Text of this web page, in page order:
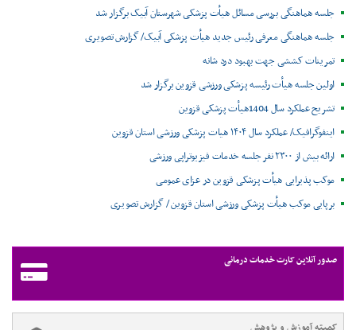
جلسه هماهنگی بررسی مسائل هیأت پزشکی شهرستان آبیک برگزار شد
جلسه هماهنگی معرفی رئیس جدید هیأت پزشکی آبیک/ گزارش تصویری
تمرینات کششی جهت بهبود درد شانه
اولین جلسه هیأت رئیسه پزشکی ورزشی قزوین برگزار شد
تشریح عملکرد سال 1404هیأت پزشکی قزوین
اینفوگرافیک/ عملکرد سال ۱۴۰۴ هیات پزشکی ورزشی استان قزوین
ارائه بیش از ۲۳۰۰ نفر جلسه خدمات فیزیوتراپی ورزشی
موکب پذیرایی هیأت پزشکی قزوین در عزای عمومی
برپایی موکب هیأت پزشکی ورزشی استان قزوین / گزارش تصویری
صدور آنلاین کارت خدمات درمانی